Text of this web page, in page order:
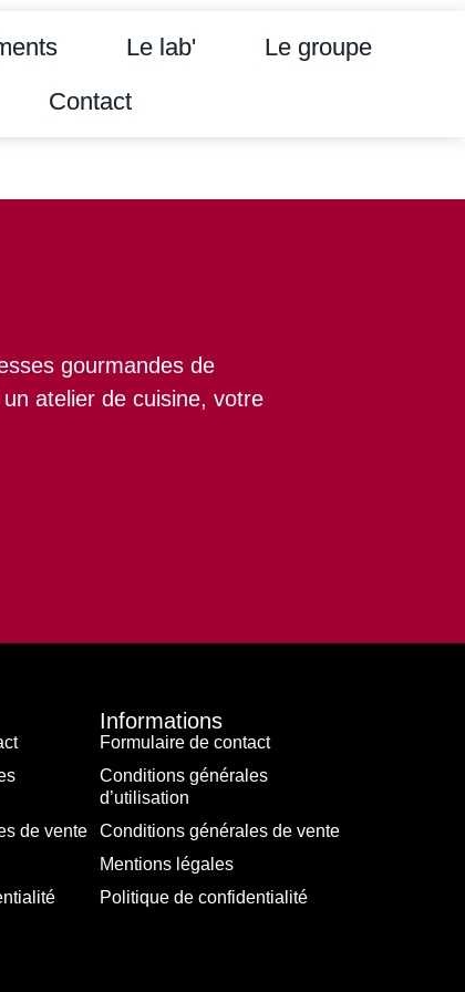
Le lab'
Le groupe
Contact
gourmandes de
atelier de cuisine, votre
de vente
Informations
Formulaire de contact
Conditions générales
d’utilisation
Conditions générales de vente
Mentions légales
Politique de confidentialité